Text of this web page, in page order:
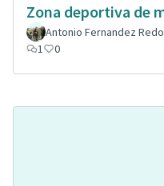
Zona deportiva de
Antonio Fernandez
1
0